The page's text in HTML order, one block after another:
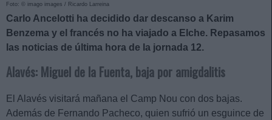
Foto: © imago images / Ricardo Larreina
Carlo Ancelotti ha decidido dar descanso a Karim
Benzema y el francés no ha viajado a Elche. Repasamos
las noticias de última hora de la jornada 12.
Alavés: Miguel de la Fuenta, baja por amigdalitis
El Alavés visitará mañana el Camp Nou con dos bajas.
Además de Fernando Pacheco, quien sufrió un esguince de